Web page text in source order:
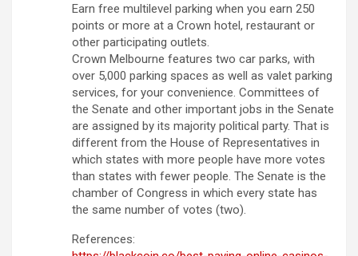
Earn free multilevel parking when you earn 250
points or more at a Crown hotel, restaurant or
other participating outlets.
Crown Melbourne features two car parks, with
over 5,000 parking spaces as well as valet parking
services, for your convenience. Committees of
the Senate and other important jobs in the Senate
are assigned by its majority political party. That is
different from the House of Representatives in
which states with more people have more votes
than states with fewer people. The Senate is the
chamber of Congress in which every state has
the same number of votes (two).
References: